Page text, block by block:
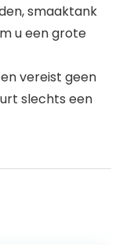
smaaktank
u een grote
vereist geen
slechts een